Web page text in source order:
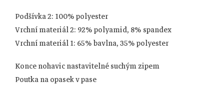
Podšívka 2: 100% polyester
Vrchní materiál 2: 92% polyamid, 8% spandex
Vrchní materiál 1: 65% bavlna, 35% polyester
Konce nohavic nastavitelné suchým zipem
Poutka na opasek v pase